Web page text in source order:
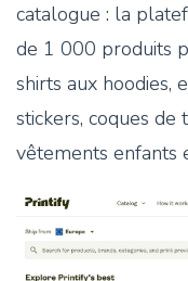
catalogue : la
de 1 000 produits
shirts aux hoodies,
stickers, coques de
vêtements enfants